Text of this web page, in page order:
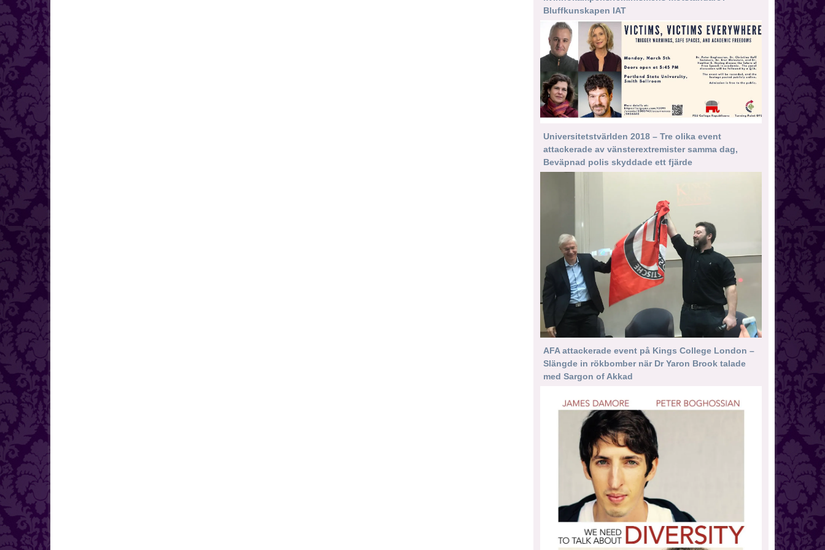
Bluffkunskapen IAT
Universitetstvärlden 2018 – Tre olika event
attackerade av vänsterextremister samma dag,
Beväpnad polis skyddade ett fjärde
AFA attackerade event på Kings College London –
Slängde in rökbomber när Dr Yaron Brook talade
med Sargon of Akkad